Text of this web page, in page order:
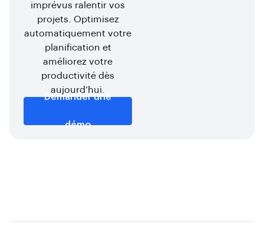
imprévus ralentir vos
projets. Optimisez
automatiquement votre
planification et
améliorez votre
productivité dès
aujourd’hui.
Demander une
démo